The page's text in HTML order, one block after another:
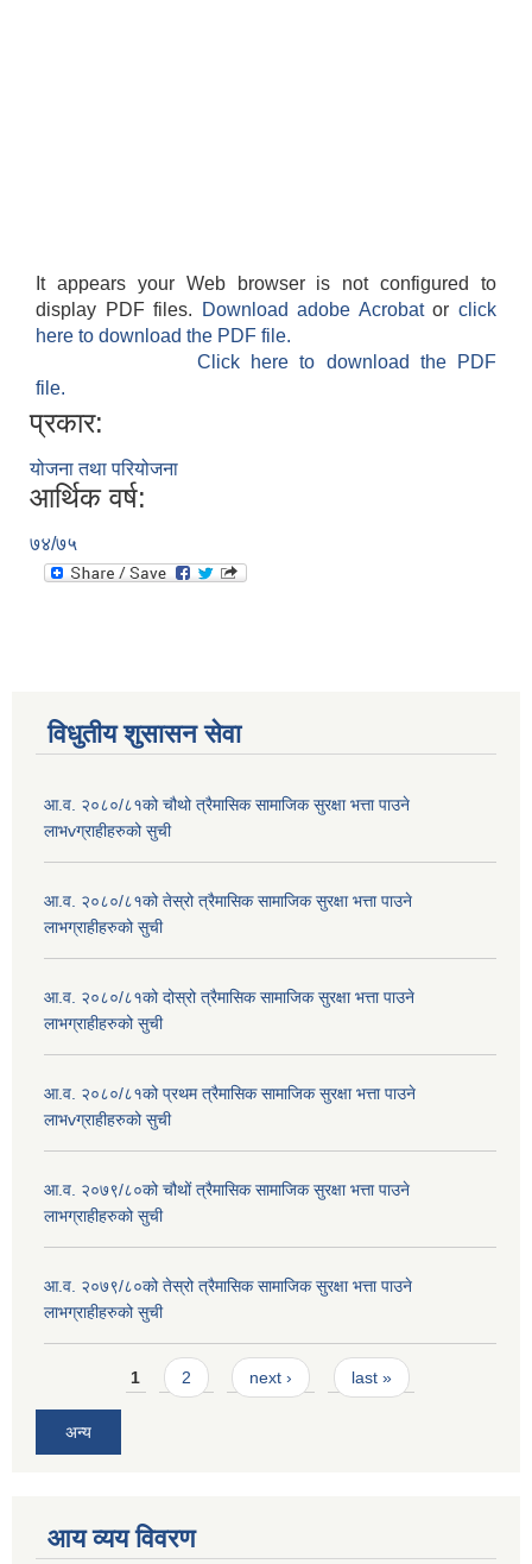
It appears your Web browser is not configured to
display PDF files.
Download adobe Acrobatorclick
here to download the PDF file.
Click here to download the PDF
file.
प्रकार:
योजना तथा परियोजना
आर्थिक वर्ष:
७४/७५
विधुतीय शुसासन सेवा
आ.व. २०८०/८१को चौथो त्रैमासिक सामाजिक सुरक्षा भत्ता पाउने
लाभvग्राहीहरुको सुची
आ.व. २०८०/८१को तेस्रो त्रैमासिक सामाजिक सुरक्षा भत्ता पाउने
लाभग्राहीहरुको सुची
आ.व. २०८०/८१को दोस्रो त्रैमासिक सामाजिक सुरक्षा भत्ता पाउने
लाभग्राहीहरुको सुची
आ.व. २०८०/८१को प्रथम त्रैमासिक सामाजिक सुरक्षा भत्ता पाउने
लाभvग्राहीहरुको सुची
आ.व. २०७९/८०को चौथों त्रैमासिक सामाजिक सुरक्षा भत्ता पाउने
लाभग्राहीहरुको सुची
आ.व. २०७९/८०को तेस्रो त्रैमासिक सामाजिक सुरक्षा भत्ता पाउने
लाभग्राहीहरुको सुची
Pages1 2 next › last »
अन्य
आय व्यय विवरण